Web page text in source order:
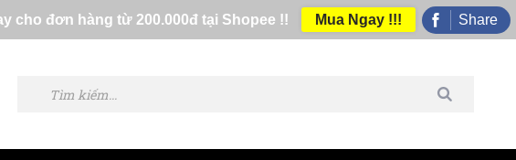
cho đơn hàng từ 200.000đ tại Shopee !! Mua Ngay !!! Share